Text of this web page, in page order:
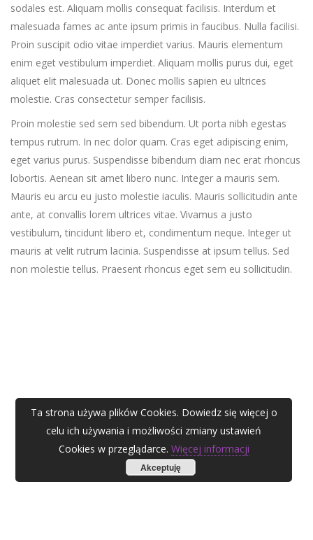
sodales est. Aliquam mollis consequat facilisis. Interdum et
malesuada fames ac ante ipsum primis in faucibus. Nulla facilisi.
Proin suscipit odio vitae imperdiet varius. Mauris elementum
enim eget vestibulum imperdiet. Aliquam mollis purus dui, eget
aliquet elit malesuada ut. Donec mollis sapien eu ultrices
molestie. Cras consectetur semper facilisis.
Proin molestie sed sem sed bibendum. Ut porta nibh egestas
tempus rutrum. In nec dolor quam. Cras eget adipiscing enim,
eget varius purus. Suspendisse bibendum diam nec erat rhoncus
lobortis. Aenean sit amet libero nunc. Integer a mauris sem.
Mauris eu arcu eu justo molestie iaculis. Mauris sollicitudin ante
ante, at convallis lorem ultrices vitae. Vivamus a justo
vestibulum, tincidunt libero et, condimentum neque. Integer ut
mauris at velit rutrum lacinia. Suspendisse at ipsum tellus. Sed
non molestie tellus. Praesent rhoncus eget sem eu sollicitudin.
Ta strona używa plików Cookies. Dowiedz się więcej o
celu ich używania i możliwości zmiany ustawień
Cookies w przeglądarce. Więcej informacji
Akceptuję